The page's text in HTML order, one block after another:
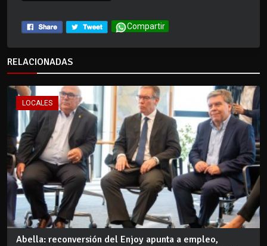
Compartir
RELACIONADAS
LOCALES
Abella: reconversión del Enjoy apunta a empleo,